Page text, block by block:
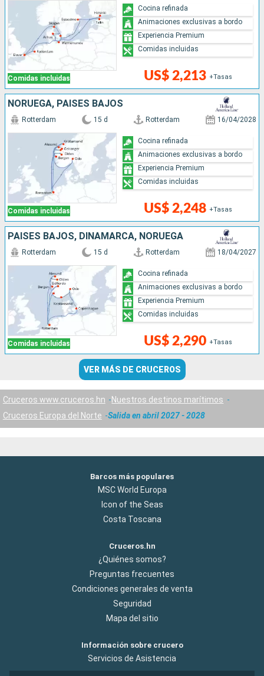
Comidas incluidas US$ 2,213 +Tasas
Cocina refinada
Animaciones exclusivas a bordo
Experiencia Premium
Comidas incluidas
NORUEGA, PAISES BAJOS
Comidas incluidas
Rotterdam 15 d Rotterdam 16/04/2028
US$ 2,248 +Tasas
Cocina refinada
Animaciones exclusivas a bordo
Experiencia Premium
Comidas incluidas
PAISES BAJOS, DINAMARCA, NORUEGA
Comidas incluidas
Rotterdam 15 d Rotterdam 18/04/2027
US$ 2,290 +Tasas
Cocina refinada
Animaciones exclusivas a bordo
Experiencia Premium
Comidas incluidas
VER MÁS DE CRUCEROS
Cruceros www.cruceros.hn
Nuestros destinos marítimos
Cruceros Europa del Norte
Salida en abril 2027 - 2028
Barcos más populares
MSC World Europa
Icon of the Seas
Costa Toscana
Cruceros.hn
¿Quiénes somos?
Preguntas frecuentes
Condiciones generales de venta
Seguridad
Mapa del sitio
Información sobre crucero
Servicios de Asistencia